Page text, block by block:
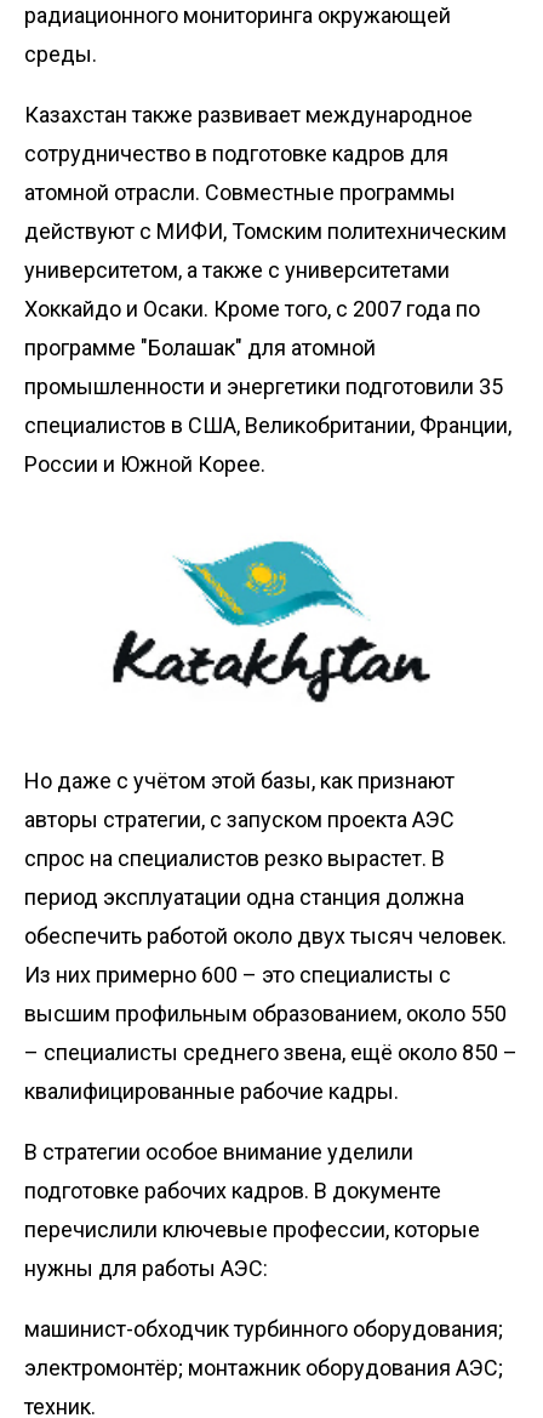
радиационного мониторинга окружающей
среды.
Казахстан также развивает международное
сотрудничество в подготовке кадров для
атомной отрасли. Совместные программы
действуют с МИФИ, Томским политехническим
университетом, а также с университетами
Хоккайдо и Осаки. Кроме того, с 2007 года по
программе "Болашак" для атомной
промышленности и энергетики подготовили 35
специалистов в США, Великобритании, Франции,
России и Южной Корее.
Но даже с учётом этой базы, как признают
авторы стратегии, с запуском проекта АЭС
спрос на специалистов резко вырастет. В
период эксплуатации одна станция должна
обеспечить работой около двух тысяч человек.
Из них примерно 600 – это специалисты с
высшим профильным образованием, около 550
– специалисты среднего звена, ещё около 850 –
квалифицированные рабочие кадры.
В стратегии особое внимание уделили
подготовке рабочих кадров. В документе
перечислили ключевые профессии, которые
нужны для работы АЭС:
машинист-обходчик турбинного оборудования;
электромонтёр; монтажник оборудования АЭС;
техник.